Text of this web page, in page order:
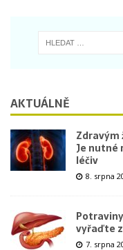
AKTUÁLNĚ
Je nutné
léčiv
8. srpna
vyřaďte
7. srpna